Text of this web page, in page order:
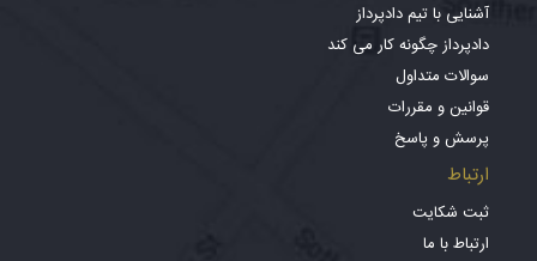
آشنایی با تیم دادپرداز
دادپرداز چگونه کار می کند
سوالات متداول
قوانین و مقررات
پرسش و پاسخ
ارتباط
ثبت شکایت
ارتباط با ما